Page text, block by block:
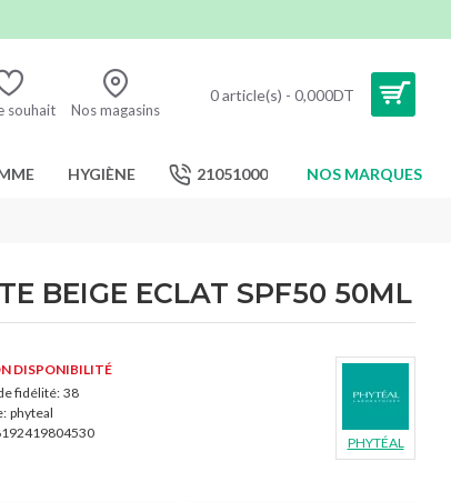
souhait Nos magasins
0 article(s) - 0,000DT
HYGIÈNE 21051000 NOS MARQUES
BEIGE ECLAT SPF50 50ML
DISPONIBILITÉ
fidélité: 38
phyteal
PHYTÉAL